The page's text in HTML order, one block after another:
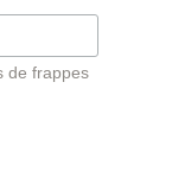
de frappes